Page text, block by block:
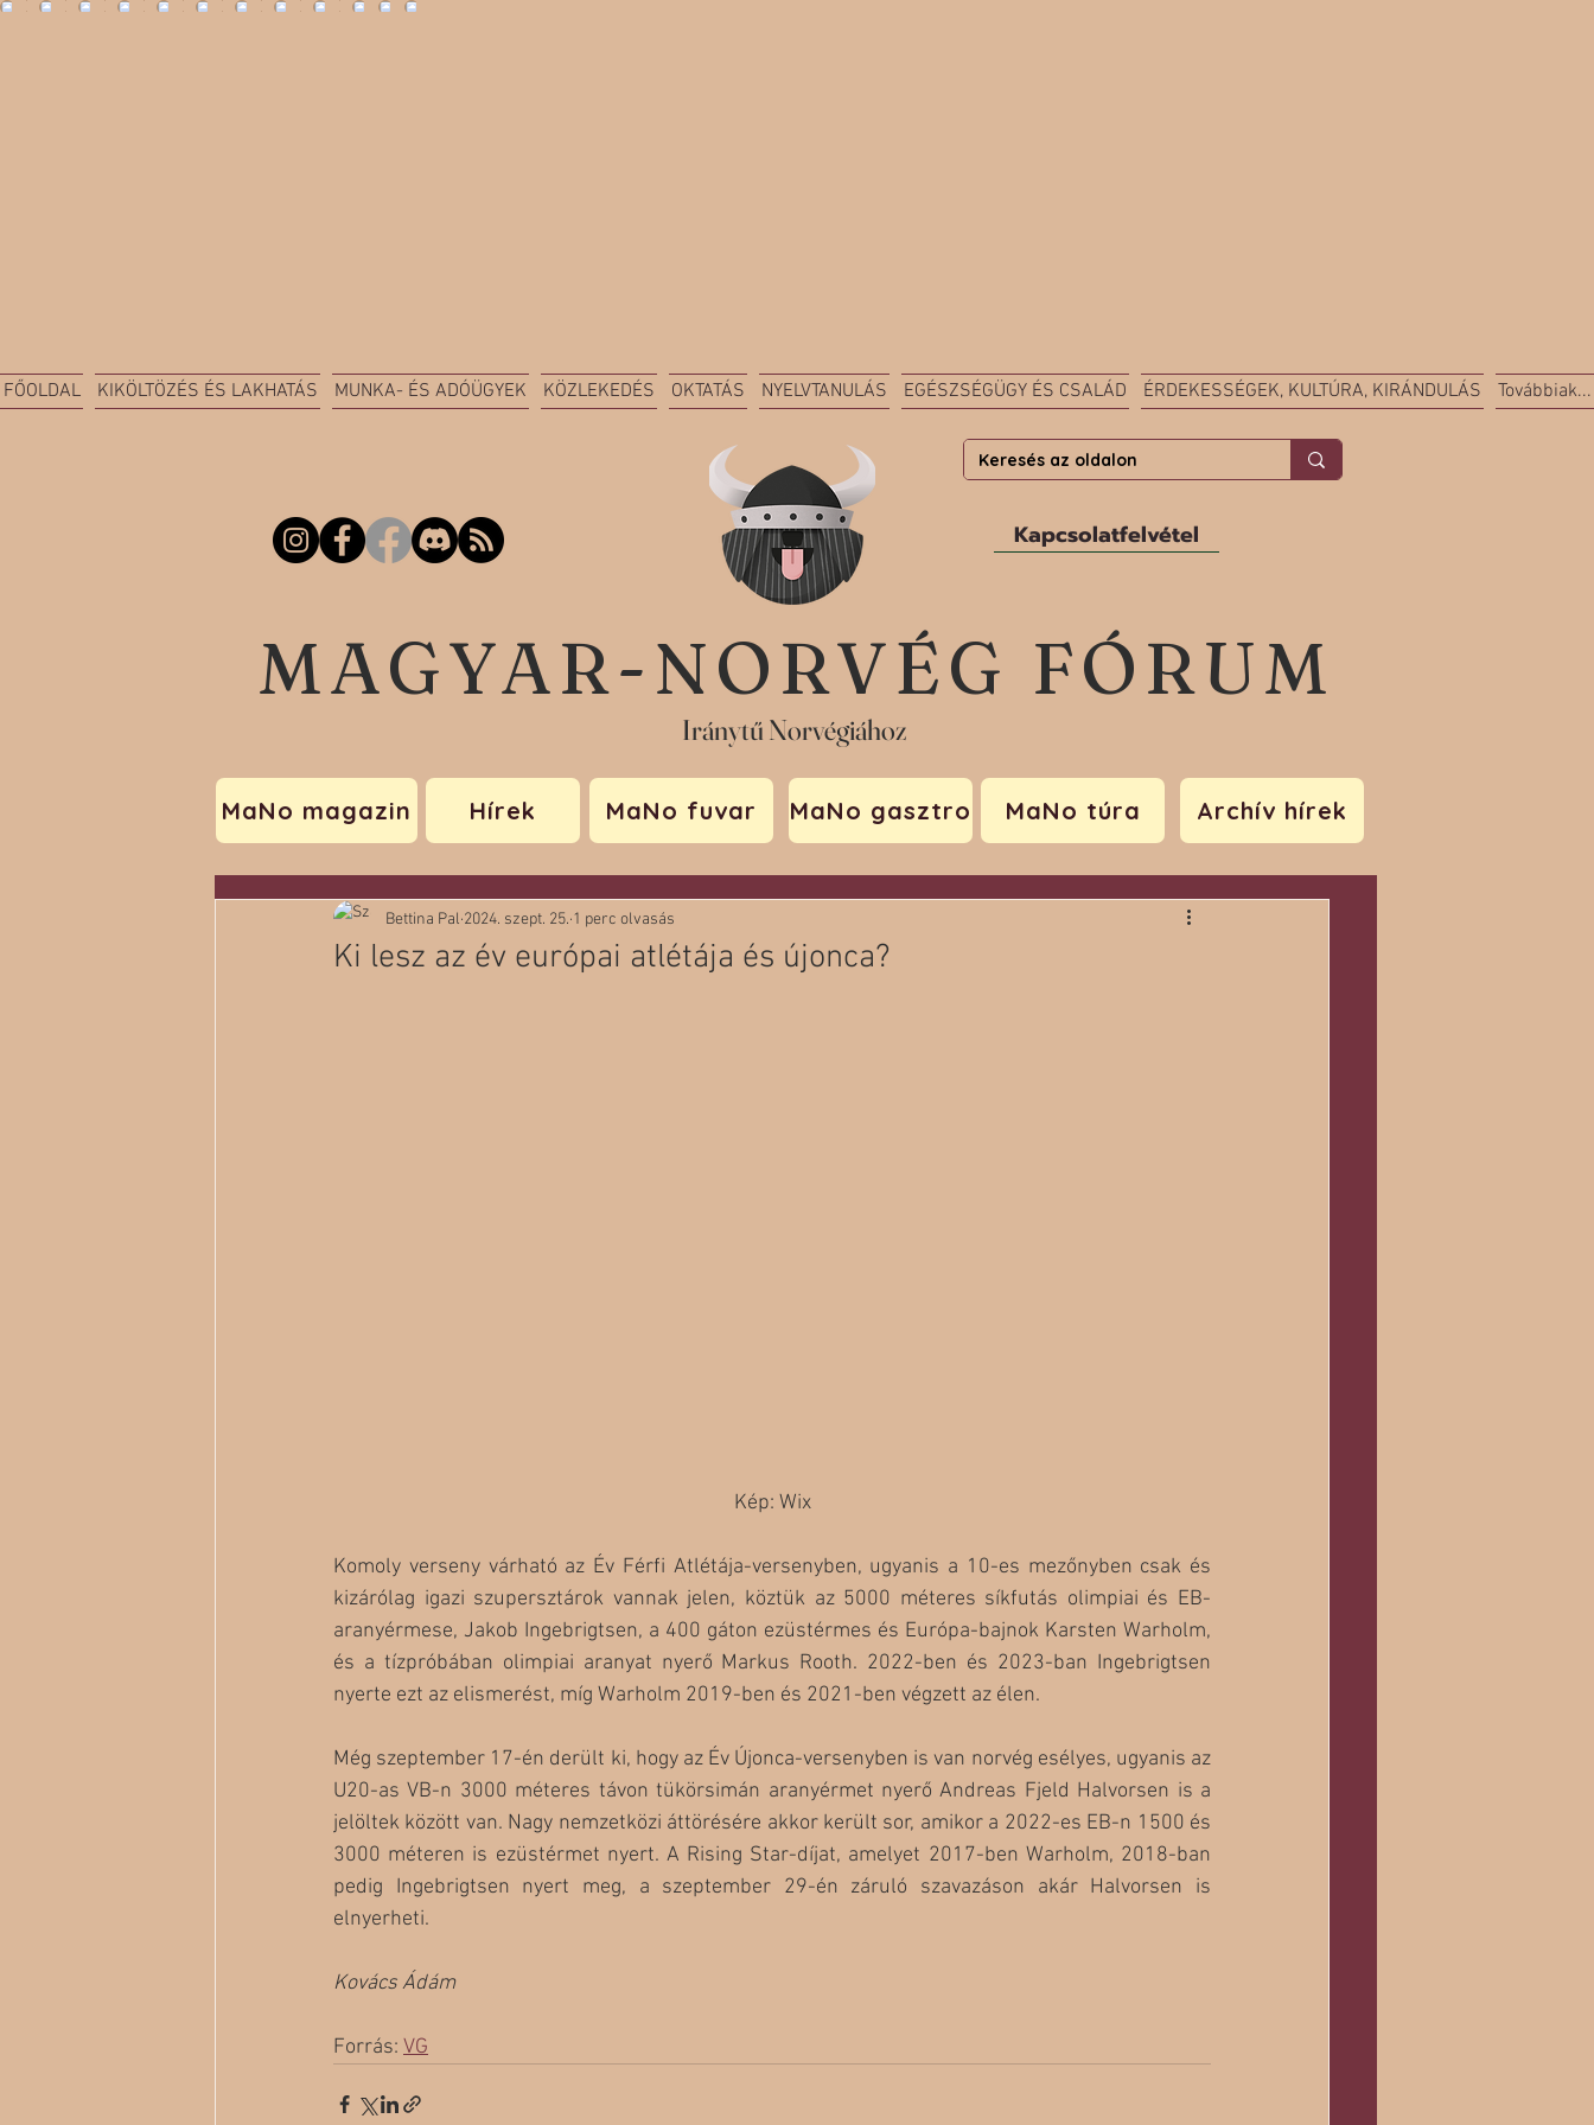
FŐOLDAL KIKÖLTÖZÉS ÉS LAKHATÁS MUNKA- ÉS ADÓÜGYEK KÖZLEKEDÉS OKTATÁS NYELVTANULÁS EGÉSZSÉGÜGY ÉS CSALÁD ÉRDEKESSÉGEK, KULTÚRA, KIRÁNDULÁS Továbbiak...
Kapcsolatfelvétel
MAGYAR-NORVÉG FÓRUM
Iránytű Norvégiához
MaNo magazin Hírek MaNo fuvar MaNo gasztro MaNo túra Archív hírek
Ki lesz az év európai atlétája és újonca?
Bettina Pal 2024. szept. 25. 1 perc olvasás
Kép: Wix
Komoly verseny várható az Év Férfi Atlétája-versenyben, ugyanis a 10-es mezőnyben csak és
kizárólag igazi szupersztárok vannak jelen, köztük az 5000 méteres síkfutás olimpiai és EB-
aranyérmese, Jakob Ingebrigtsen, a 400 gáton ezüstérmes és Európa-bajnok Karsten Warholm,
és a tízpróbában olimpiai aranyat nyerő Markus Rooth. 2022-ben és 2023-ban Ingebrigtsen
nyerte ezt az elismerést, míg Warholm 2019-ben és 2021-ben végzett az élen.
Még szeptember 17-én derült ki, hogy az Év Újonca-versenyben is van norvég esélyes, ugyanis az
U20-as VB-n 3000 méteres távon tükörsimán aranyérmet nyerő Andreas Fjeld Halvorsen is a
jelöltek között van. Nagy nemzetközi áttörésére akkor került sor, amikor a 2022-es EB-n 1500 és
3000 méteren is ezüstérmet nyert. A Rising Star-díjat, amelyet 2017-ben Warholm, 2018-ban
pedig Ingebrigtsen nyert meg, a szeptember 29-én záruló szavazáson akár Halvorsen is
elnyerheti.
Kovács Ádám
Forrás: VG